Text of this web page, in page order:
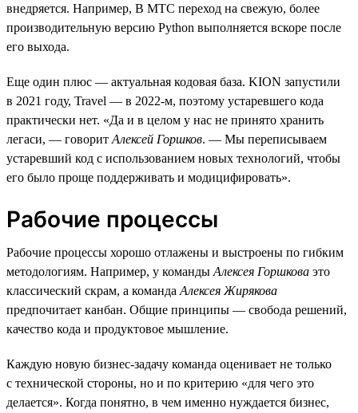
внедряется. Например, В МТС переход на свежую, более
производительную версию Python выполняется вскоре после
его выхода.
Еще один плюс — актуальная кодовая база. KION запустили
в 2021 году, Travel — в 2022-м, поэтому устаревшего кода
практически нет. «Да и в целом у нас не принято хранить
легаси, — говорит Алексей Горшков. — Мы переписываем
устаревший код с использованием новых технологий, чтобы
его было проще поддерживать и модицифировать».
Рабочие процессы
Рабочие процессы хорошо отлажены и выстроены по гибким
методологиям. Например, у команды Алексея Горшкова это
классический скрам, а команда Алексея Жирякова
предпочитает канбан. Общие принципы — свобода решений,
качество кода и продуктовое мышление.
Каждую новую бизнес-задачу команда оценивает не только
с технической стороны, но и по критерию «для чего это
делается». Когда понятно, в чем именно нуждается бизнес,